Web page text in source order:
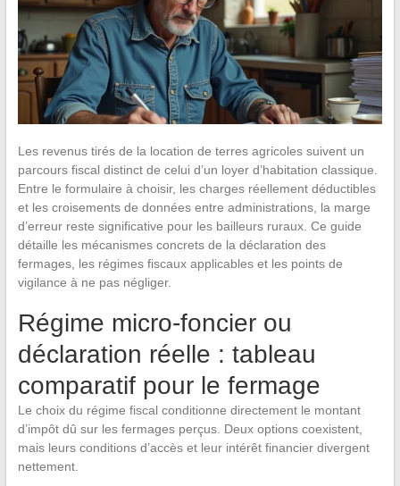
Les revenus tirés de la location de terres agricoles suivent un
parcours fiscal distinct de celui d’un loyer d’habitation classique.
Entre le formulaire à choisir, les charges réellement déductibles
et les croisements de données entre administrations, la marge
d’erreur reste significative pour les bailleurs ruraux. Ce guide
détaille les mécanismes concrets de la déclaration des
fermages, les régimes fiscaux applicables et les points de
vigilance à ne pas négliger.
Régime micro-foncier ou
déclaration réelle : tableau
comparatif pour le fermage
Le choix du régime fiscal conditionne directement le montant
d’impôt dû sur les fermages perçus. Deux options coexistent,
mais leurs conditions d’accès et leur intérêt financier divergent
nettement.